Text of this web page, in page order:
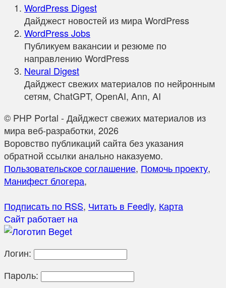
WordPress Digest
Дайджест новостей из мира WordPress
WordPress Jobs
Публикуем вакансии и резюме по
направлению WordPress
Neural Digest
Дайджест свежих материалов по нейронным
сетям, ChatGPT, OpenAI, Ann, AI
© PHP Portal - Дайджест свежих материалов из
мира веб-разработки, 2026
Воровство публикаций сайта без указания
обратной ссылки анально наказуемо.
Пользовательское соглашение, Помочь проекту,
Манифест блогера,
Подписать по RSS, Читать в Feedly, Карта
Сайт работает на
Логин:
Пароль: